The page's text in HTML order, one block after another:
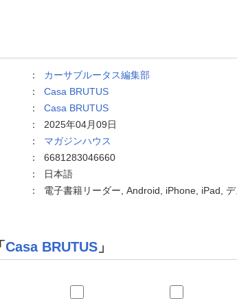
： カーサブルータス編集部
： Casa BRUTUS
： Casa BRUTUS
： 2025年04月09日
： マガジンハウス
： 6681283046660
：
日本語
： 電子書籍リーダー, Android, iPhone, iPad,
Casa BRUTUS 」